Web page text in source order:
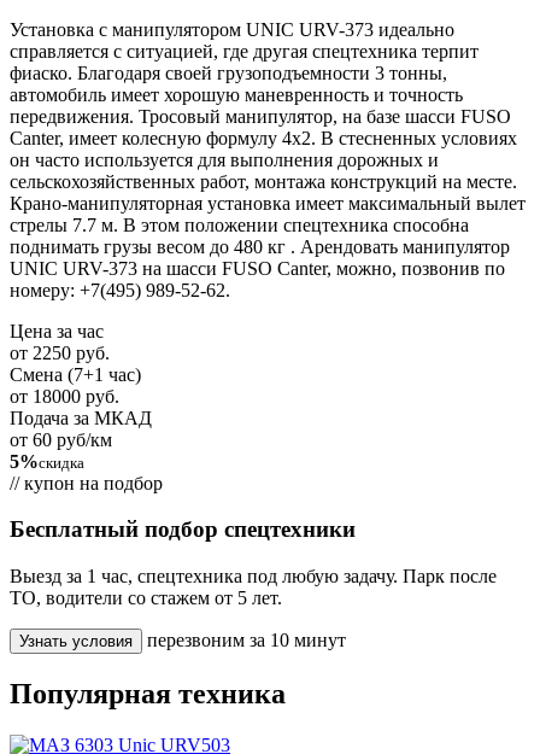
Установка с манипулятором UNIC URV-373 идеально
справляется с ситуацией, где другая спецтехника терпит
фиаско. Благодаря своей грузоподъемности 3 тонны,
автомобиль имеет хорошую маневренность и точность
передвижения. Тросовый манипулятор, на базе шасси FUSO
Canter, имеет колесную формулу 4x2. В стесненных условиях
он часто используется для выполнения дорожных и
сельскохозяйственных работ, монтажа конструкций на месте.
Крано-манипуляторная установка имеет максимальный вылет
стрелы 7.7 м. В этом положении спецтехника способна
поднимать грузы весом до 480 кг . Арендовать манипулятор
UNIC URV-373 на шасси FUSO Canter, можно, позвонив по
номеру: +7(495) 989-52-62.
Цена за час
от 2250 руб.
Смена (7+1 час)
от 18000 руб.
Подача за МКАД
от 60 руб/км
5%скидка
// купон на подбор
Бесплатный подбор спецтехники
Выезд за 1 час, спецтехника под любую задачу. Парк после
ТО, водители со стажем от 5 лет.
Узнать условия перезвоним за 10 минут
Популярная техника